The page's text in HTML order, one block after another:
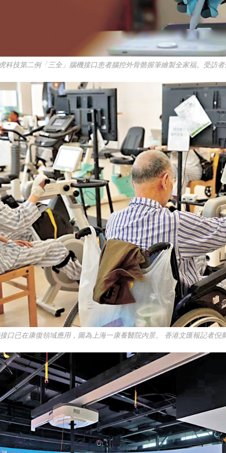
科技第二例「三全」腦機接口患者腦控外骨骼握筆繪製全家福。受訪者
口已在康復領域應用，圖為上海一康養醫院內景。 香港文匯報記者倪